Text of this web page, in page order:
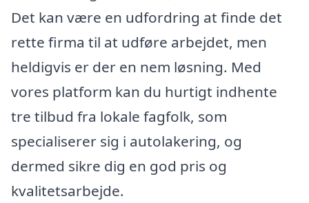
Det kan være en udfordring at finde det
rette firma til at udføre arbejdet, men
heldigvis er der en nem løsning. Med
vores platform kan du hurtigt indhente
tre tilbud fra lokale fagfolk, som
specialiserer sig i autolakering, og
dermed sikre dig en god pris og
kvalitetsarbejde.